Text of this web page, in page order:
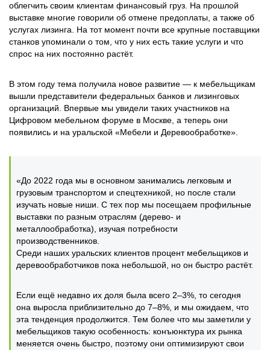
облегчить своим клиентам финансовый груз. На прошлой
выставке многие говорили об отмене предоплаты, а также об
услугах лизинга. На тот момент почти все крупные поставщики
станков упоминали о том, что у них есть такие услуги и что
спрос на них постоянно растёт.
В этом году тема получила новое развитие — к мебельщикам
вышли представители федеральных банков и лизинговых
организаций. Впервые мы увидели таких участников на
Цифровом мебельном форуме в Москве, а теперь они
появились и на уральской «Мебели и Деревообработке».
«До 2022 года мы в основном занимались легковым и
грузовым транспортом и спецтехникой, но после стали
изучать новые ниши. С тех пор мы посещаем профильные
выставки по разным отраслям (дерево- и
металлообработка), изучая потребности
производственников.
Среди наших уральских клиентов процент мебельщиков и
деревообработчиков пока небольшой, но он быстро растёт.
Если ещё недавно их доля была всего 2‒3%, то сегодня
она выросла приблизительно до 7‒8%, и мы ожидаем, что
эта тенденция продолжится. Тем более что мы заметили у
мебельщиков такую особенность: конъюнктура их рынка
меняется очень быстро, поэтому они оптимизируют свои